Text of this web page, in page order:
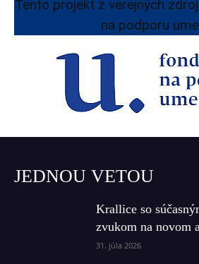
Tento projekt z verejných
na podporu
JEDNOU VETOU
Krallice so
zvukom na novom
31. júla 2026